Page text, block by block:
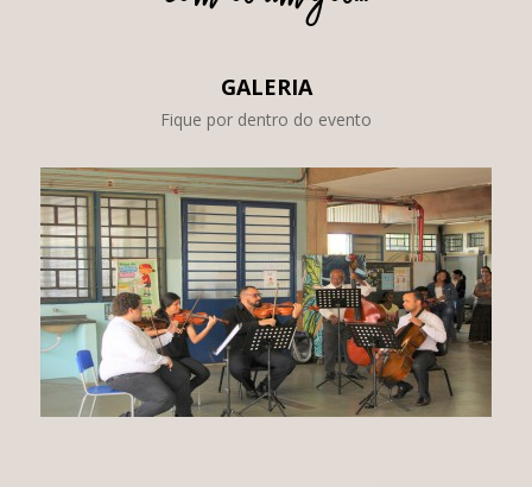
GALERIA
Fique por dentro do evento